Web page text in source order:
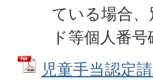
ている場合
ド等個人番
児童手当認定